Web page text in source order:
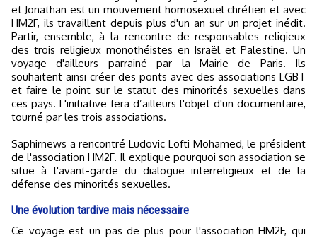
et Jonathan est un mouvement homosexuel chrétien et avec
HM2F, ils travaillent depuis plus d'un an sur un projet inédit.
Partir, ensemble, à la rencontre de responsables religieux
des trois religieux monothéistes en Israël et Palestine. Un
voyage d'ailleurs parrainé par la Mairie de Paris. Ils
souhaitent ainsi créer des ponts avec des associations LGBT
et faire le point sur le statut des minorités sexuelles dans
ces pays. L'initiative fera d’ailleurs l'objet d'un documentaire,
tourné par les trois associations.
Saphirnews a rencontré Ludovic Lofti Mohamed, le président
de l'association HM2F. Il explique pourquoi son association se
situe à l'avant-garde du dialogue interreligieux et de la
défense des minorités sexuelles.
Une évolution tardive mais nécessaire
Ce voyage est un pas de plus pour l'association HM2F, qui